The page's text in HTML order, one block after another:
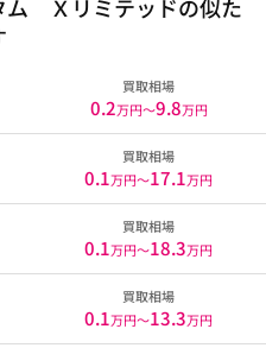
Ｘリミテッドの似た
買取相場
0.2万円〜9.8万円
買取相場
0.1万円〜17.1万円
買取相場
0.1万円〜18.3万円
買取相場
0.1万円〜13.3万円